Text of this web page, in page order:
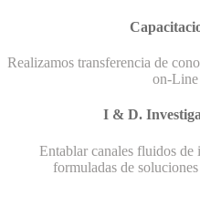
Realizamos transferencia de
on-Line
I & D.
Entablar canales fluidos de
formuladas de